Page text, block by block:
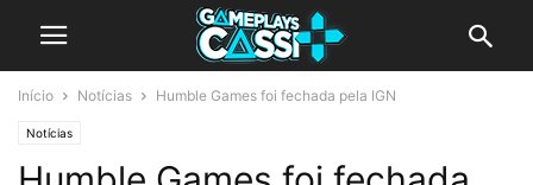
Início Notícias Humble Games foi fechada pela IGN
Notícias